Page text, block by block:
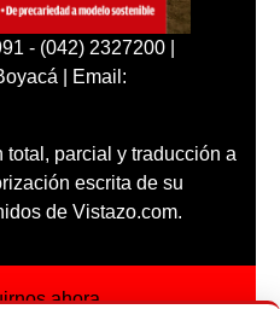
- (042) 2327200 |
| Email:
parcial y traducción a
escrita de su
de Vistazo.com.
ahora